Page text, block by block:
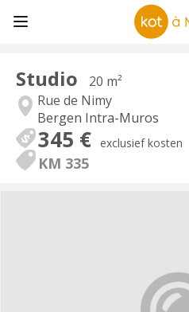
Studio
20 m²
Rue de Nimy
Bergen Intra-Muros
345 € exclusief kosten
KM 335